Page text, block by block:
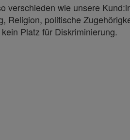
wie unsere
Religion, politische
Platz für Diskriminierung.